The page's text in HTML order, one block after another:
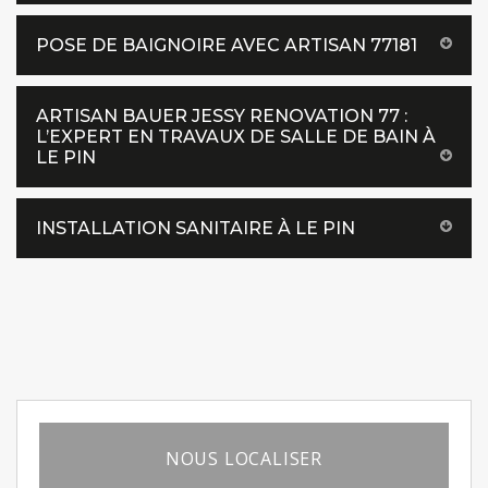
POSE DE BAIGNOIRE AVEC ARTISAN 77181
ARTISAN BAUER JESSY RENOVATION 77 :
L’EXPERT EN TRAVAUX DE SALLE DE BAIN À
LE PIN
INSTALLATION SANITAIRE À LE PIN
NOUS LOCALISER